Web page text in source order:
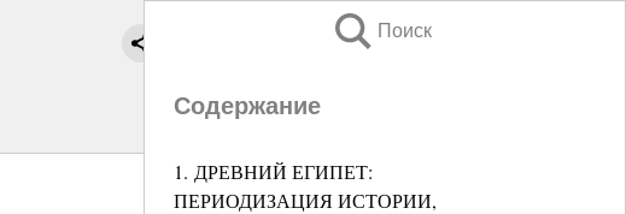
Поиск
Содержание
1. ДРЕВНИЙ ЕГИПЕТ:
ПЕРИОДИЗАЦИЯ ИСТОРИИ,